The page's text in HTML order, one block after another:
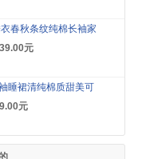
春秋条纹纯棉长袖家
元
睡裙清纯棉质甜美可
元